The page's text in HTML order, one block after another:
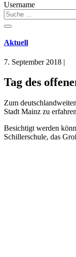
Username
Aktuell
7. September 2018 |
Tag des
Zum deutschlandweiten
Stadt Mainz zu
Besichtigt werden
Schillerschule, das